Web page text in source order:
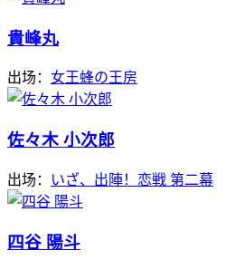
貴峰丸
出场： 女王蜂の王房
佐々木 小次郎
出场： いざ、出陣！恋戦 第二幕
四谷 陽斗